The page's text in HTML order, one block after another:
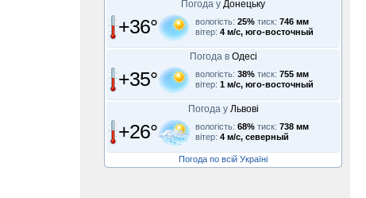
Погода у Донецьку
+36° вологість: 25% тиск: 746 мм
вітер: 4 м/с, юго-восточный
Погода в Одесі
+35° вологість: 38% тиск: 755 мм
вітер: 1 м/с, юго-восточный
Погода у Львові
+26° вологість: 68% тиск: 738 мм
вітер: 4 м/с, северный
Погода по всій Україні